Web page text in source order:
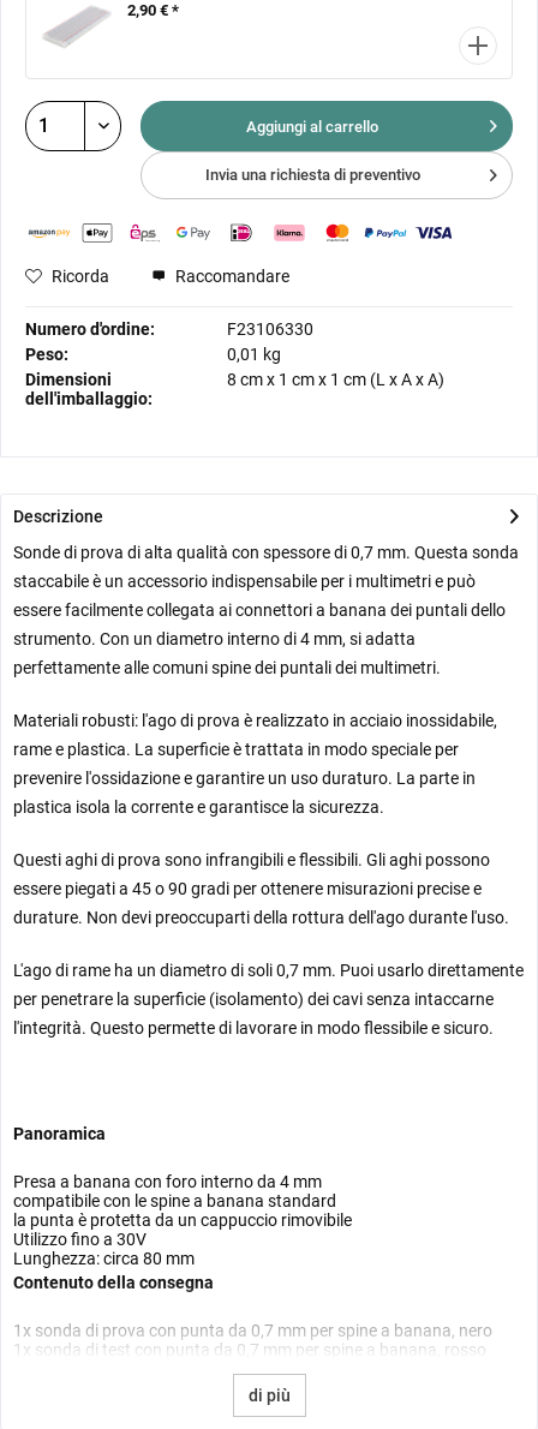
2,90 € *
Aggiungi al carrello
Invia una richiesta di preventivo
Ricorda Raccomandare
Numero d'ordine:
F23106330
Peso:
0,01 kg
Dimensioni
dell'imballaggio:
8 cmx 1 cmx 1 cm (L x A x A)
Descrizione
Sonde di prova di alta qualità con spessore di 0,7 mm. Questa sonda
staccabile è un accessorio indispensabile per i multimetri e può
essere facilmente collegata ai connettori a banana dei puntali dello
strumento. Con un diametro interno di 4 mm, si adatta
perfettamente alle comuni spine dei puntali dei multimetri.
Materiali robusti: l'ago di prova è realizzato in acciaio inossidabile,
rame e plastica. La superficie è trattata in modo speciale per
prevenire l'ossidazione e garantire un uso duraturo. La parte in
plastica isola la corrente e garantisce la sicurezza.
Questi aghi di prova sono infrangibili e flessibili. Gli aghi possono
essere piegati a 45 o 90 gradi per ottenere misurazioni precise e
durature. Non devi preoccuparti della rottura dell'ago durante l'uso.
L'ago di rame ha un diametro di soli 0,7 mm. Puoi usarlo direttamente
per penetrare la superficie (isolamento) dei cavi senza intaccarne
l'integrità. Questo permette di lavorare in modo flessibile e sicuro.
Panoramica
Presa a banana con foro interno da 4 mm
compatibile con le spine a banana standard
la punta è protetta da un cappuccio rimovibile
Utilizzo fino a 30V
Lunghezza: circa 80 mm
Contenuto della consegna
1x sonda di prova con punta da 0,7 mm per spine a banana, nero
1x sonda di test con punta da 0,7 mm per spine a banana, rosso
di più